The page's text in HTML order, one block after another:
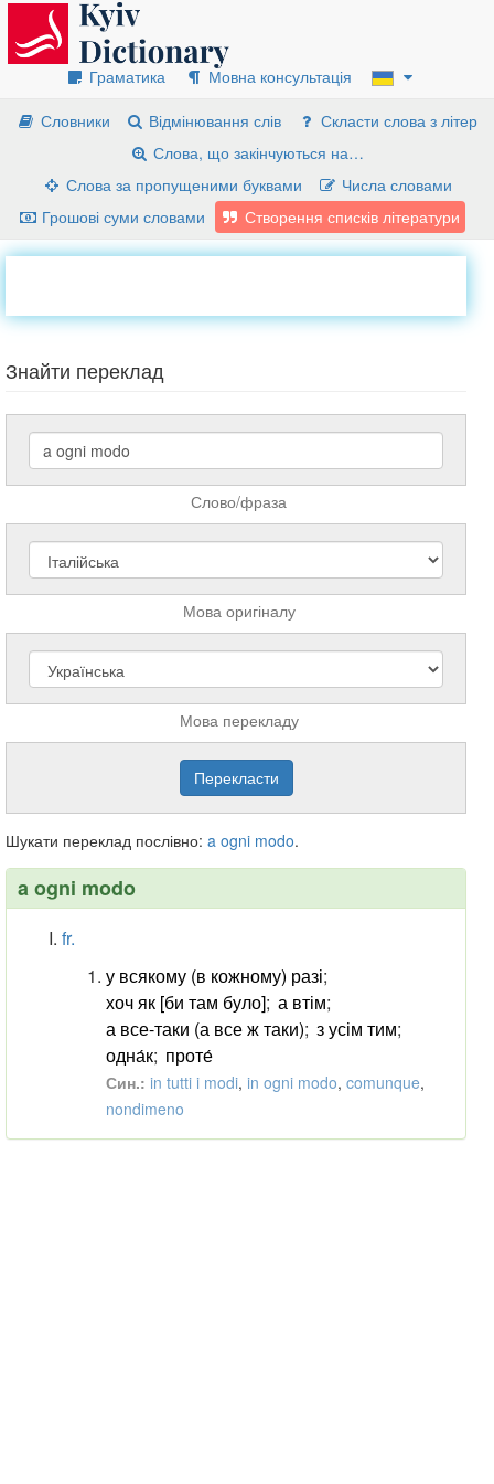
Граматика
Мовна консультація
Словники
Відмінювання слів
Скласти слова з літер
Слова, що закінчуються на…
Слова за пропущеними буквами
Числа словами
Грошові суми словами
Створення списків літератури
Знайти переклад
Слово/фраза
Мова оригіналу
Мова перекладу
Шукати переклад послівно: a ogni modo.
a ogni modo
fr.
у всякому (в кожному) разі;
хоч як [би там було]; а втім;
а все-таки (а все ж таки); з усім тим;
одна́к; проте́
Син.: in tutti i modi, in ogni modo, comunque,
nondimeno